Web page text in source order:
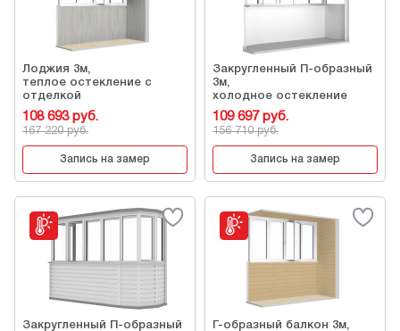
Лоджия 3м,
теплое остекление с
отделкой
108 693 руб.
167 220 руб.
Запись на замер
Закругленный П-образный
3м,
холодное остекление
109 697 руб.
156 710 руб.
Запись на замер
Закругленный П-образный
Г-образный балкон 3м,